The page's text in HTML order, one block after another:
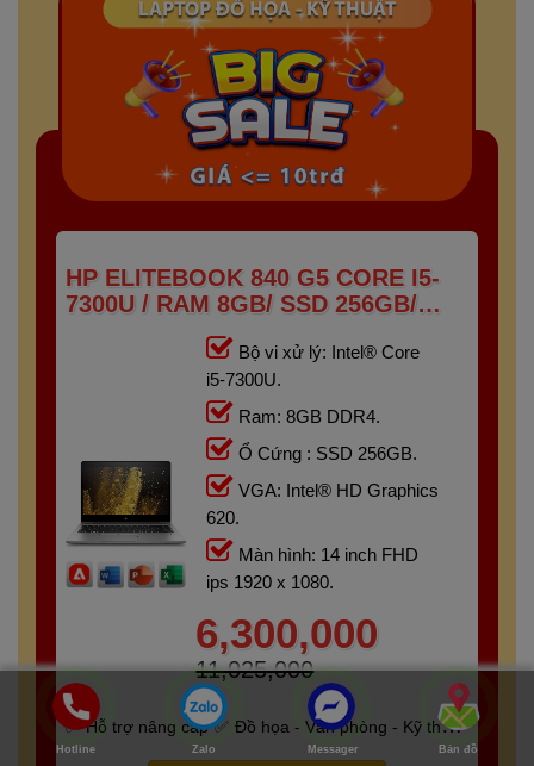
HP ELITEBOOK 840 G5 CORE I5-
7300U / RAM 8GB/ SSD 256GB/
FHD IPS 14 INCH
Bộ vi xử lý: Intel® Core
i5-7300U.
Ram: 8GB DDR4.
Ổ Cứng : SSD 256GB.
VGA: Intel® HD Graphics
620.
Màn hình: 14 inch FHD
ips 1920 x 1080.
6,300,000
11,025,000
Hỗ trợ nâng cấp
Đồ họa - Văn phòng - Kỹ thuật
- Gaming
Bảo hành 6 tháng
Hotline Zalo Messager Bản đồ